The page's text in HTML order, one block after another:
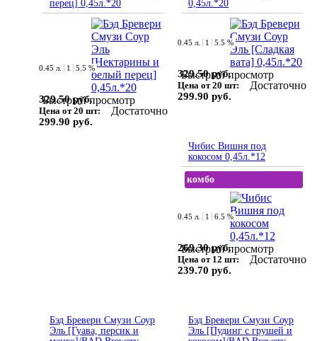
перец] 0,45л.*20
Быстрый просмотр
0.45 л. 1 5.5 %
329.50 руб.
Цена от 20 шт:
299.90 руб.
Достаточно
0,45л.*20
Быстрый просмотр
0.45 л. 1 5.5 %
329.50 руб.
Цена от 20 шт:
299.90 руб.
Достаточно
Чибис Вишня под
кокосом 0,45л.*12
комбо
Быстрый просмотр
0.45 л. 1 6.5 %
269.30 руб.
Цена от 12 шт:
239.70 руб.
Достаточно
Бэд Бревери Смузи Соур
Эль [Гуава, персик и
Бэд Бревери Смузи Соур
Эль [Пудинг с грушей и